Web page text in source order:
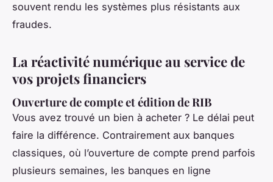
souvent rendu les systèmes plus résistants aux
fraudes.
La réactivité numérique au service de
vos projets financiers
Ouverture de compte et édition de RIB
Vous avez trouvé un bien à acheter ? Le délai peut
faire la différence. Contrairement aux banques
classiques, où l’ouverture de compte prend parfois
plusieurs semaines, les banques en ligne